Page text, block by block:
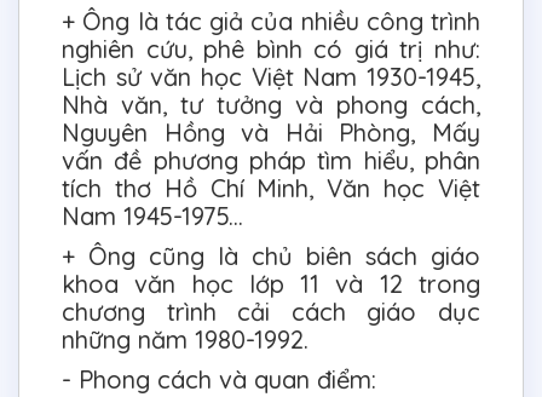
+ Ông là tác giả của nhiều công trình
nghiên cứu, phê bình có giá trị như:
Lịch sử văn học Việt Nam 1930-1945,
Nhà văn, tư tưởng và phong cách,
Nguyên Hồng và Hải Phòng, Mấy
vấn đề phương pháp tìm hiểu, phân
tích thơ Hồ Chí Minh, Văn học Việt
Nam 1945-1975...
+ Ông cũng là chủ biên sách giáo
khoa văn học lớp 11 và 12 trong
chương trình cải cách giáo dục
những năm 1980-1992.
- Phong cách và quan điểm: